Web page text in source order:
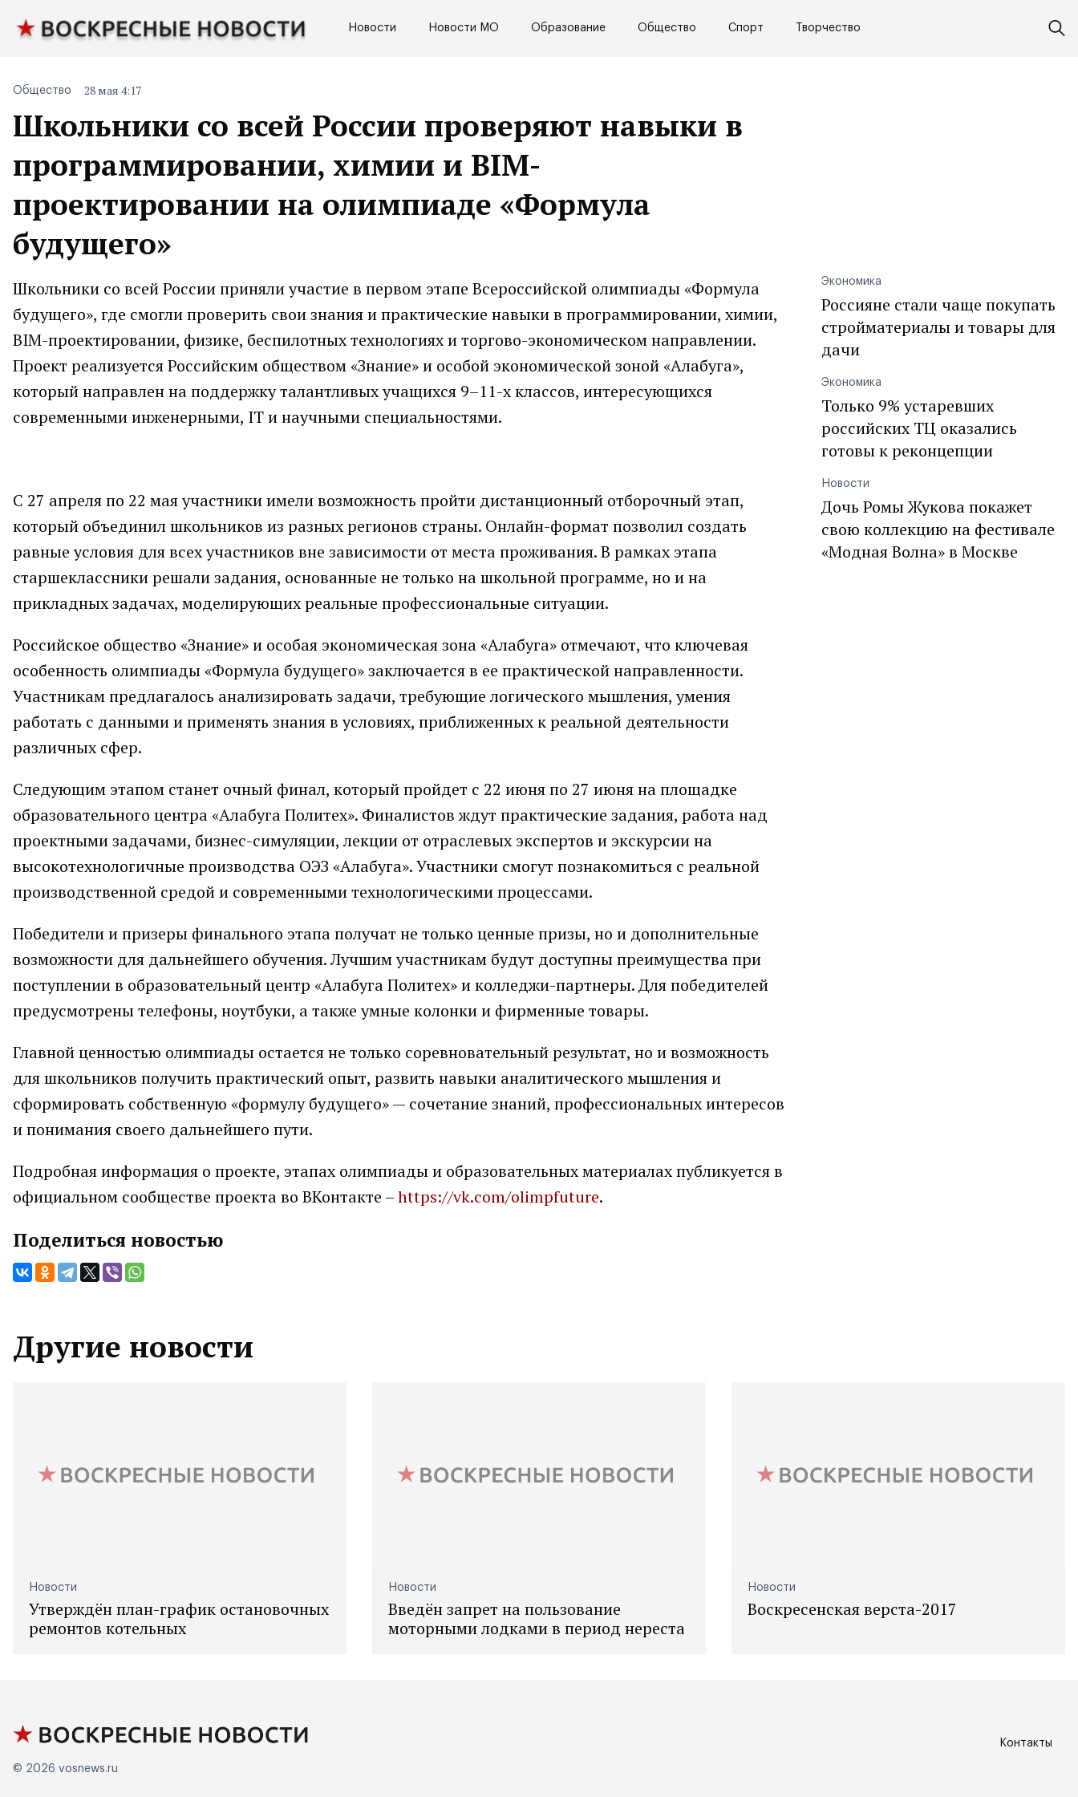
Новости Новости МО Образование Общество Спорт Творчество
Школьники со всей России проверяют навыки в
программировании, химии и BIM-
проектировании на олимпиаде «Формула
будущего»
Общество 28 мая 4:17
Школьники со всей России приняли участие в первом этапе Всероссийской олимпиады «Формула
будущего», где смогли проверить свои знания и практические навыки в программировании, химии,
BIM-проектировании, физике, беспилотных технологиях и торгово-экономическом направлении.
Проект реализуется Российским обществом «Знание» и особой экономической зоной «Алабуга»,
который направлен на поддержку талантливых учащихся 9–11-х классов, интересующихся
современными инженерными, IT и научными специальностями.
С 27 апреля по 22 мая участники имели возможность пройти дистанционный отборочный этап,
который объединил школьников из разных регионов страны. Онлайн-формат позволил создать
равные условия для всех участников вне зависимости от места проживания. В рамках этапа
старшеклассники решали задания, основанные не только на школьной программе, но и на
прикладных задачах, моделирующих реальные профессиональные ситуации.
Российское общество «Знание» и особая экономическая зона «Алабуга» отмечают, что ключевая
особенность олимпиады «Формула будущего» заключается в ее практической направленности.
Участникам предлагалось анализировать задачи, требующие логического мышления, умения
работать с данными и применять знания в условиях, приближенных к реальной деятельности
различных сфер.
Следующим этапом станет очный финал, который пройдет с 22 июня по 27 июня на площадке
образовательного центра «Алабуга Политех». Финалистов ждут практические задания, работа над
проектными задачами, бизнес-симуляции, лекции от отраслевых экспертов и экскурсии на
высокотехнологичные производства ОЭЗ «Алабуга». Участники смогут познакомиться с реальной
производственной средой и современными технологическими процессами.
Победители и призеры финального этапа получат не только ценные призы, но и дополнительные
возможности для дальнейшего обучения. Лучшим участникам будут доступны преимущества при
поступлении в образовательный центр «Алабуга Политех» и колледжи-партнеры. Для победителей
предусмотрены телефоны, ноутбуки, а также умные колонки и фирменные товары.
Главной ценностью олимпиады остается не только соревновательный результат, но и возможность
для школьников получить практический опыт, развить навыки аналитического мышления и
сформировать собственную «формулу будущего» — сочетание знаний, профессиональных интересов
и понимания своего дальнейшего пути.
Подробная информация о проекте, этапах олимпиады и образовательных материалах публикуется в
официальном сообществе проекта во ВКонтакте –https://vk.com/olimpfuture.
Поделиться новостью
Экономика
Россияне стали чаще покупать
стройматериалы и товары для
дачи
Экономика
Только 9% устаревших
российских ТЦ оказались
готовы к реконцепции
Новости
Дочь Ромы Жукова покажет
свою коллекцию на фестивале
«Модная Волна» в Москве
Другие новости
Новости
Утверждён план-график остановочных
ремонтов котельных
Новости
Введён запрет на пользование
моторными лодками в период нереста
Новости
Воскресенская верста-2017
© 2026 vosnews.ru
Контакты